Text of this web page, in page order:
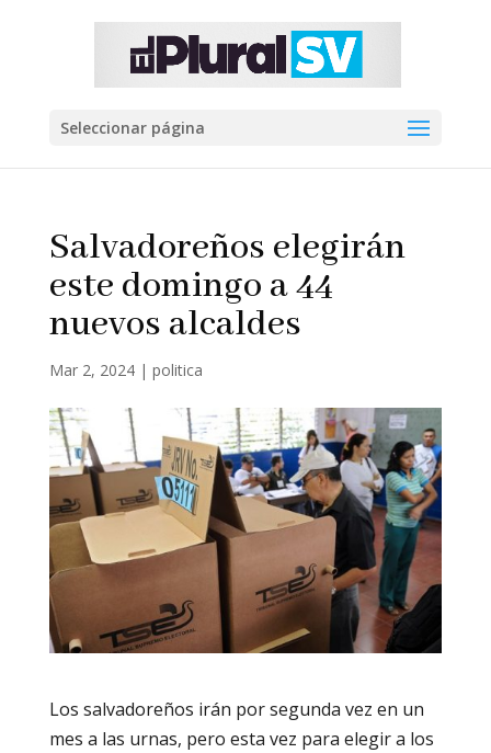
Seleccionar página
Salvadoreños elegirán
este domingo a 44
nuevos alcaldes
Mar 2, 2024| politica
Los salvadoreños irán por segunda vez en un
mes a las urnas, pero esta vez para elegir a los